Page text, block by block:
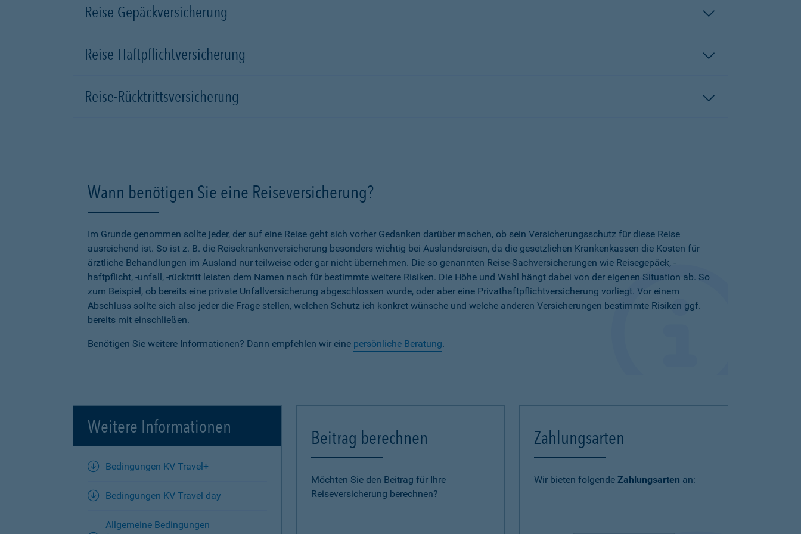
Reise-Gepäckversicherung
Reise-Haftpflichtversicherung
Reise-Rücktrittsversicherung
Wann benötigen Sie eine Reiseversicherung?
Im Grunde genommen sollte jeder, der auf eine Reise geht sich vorher Gedanken darüber machen, ob sein Versicherungsschutz für diese Reise
ausreichend ist. So ist z. B. die Reisekrankenversicherung besonders wichtig bei Auslandsreisen, da die gesetzlichen Krankenkassen die Kosten für
ärztliche Behandlungen im Ausland nur teilweise oder gar nicht übernehmen. Die so genannten Reise-Sachversicherungen wie Reisegepäck, -
haftpflicht, -unfall, -rücktritt leisten dem Namen nach für bestimmte weitere Risiken. Die Höhe und Wahl hängt dabei von der eigenen Situation ab. So
zum Beispiel, ob bereits eine private Unfallversicherung abgeschlossen wurde, oder aber eine Privathaftpflichtversicherung vorliegt. Vor einem
Abschluss sollte sich also jeder die Frage stellen, welchen Schutz ich konkret wünsche und welche anderen Versicherungen bestimmte Risiken ggf.
bereits mit einschließen.
Benötigen Sie weitere Informationen? Dann empfehlen wir eine persönliche Beratung.
Weitere Informationen
Bedingungen KV Travel+
Bedingungen KV Travel day
Allgemeine Bedingungen
Beitrag berechnen
Möchten Sie den Beitrag für Ihre
Reiseversicherung berechnen?
Zahlungsarten
Wir bieten folgendeZahlungsarten an: